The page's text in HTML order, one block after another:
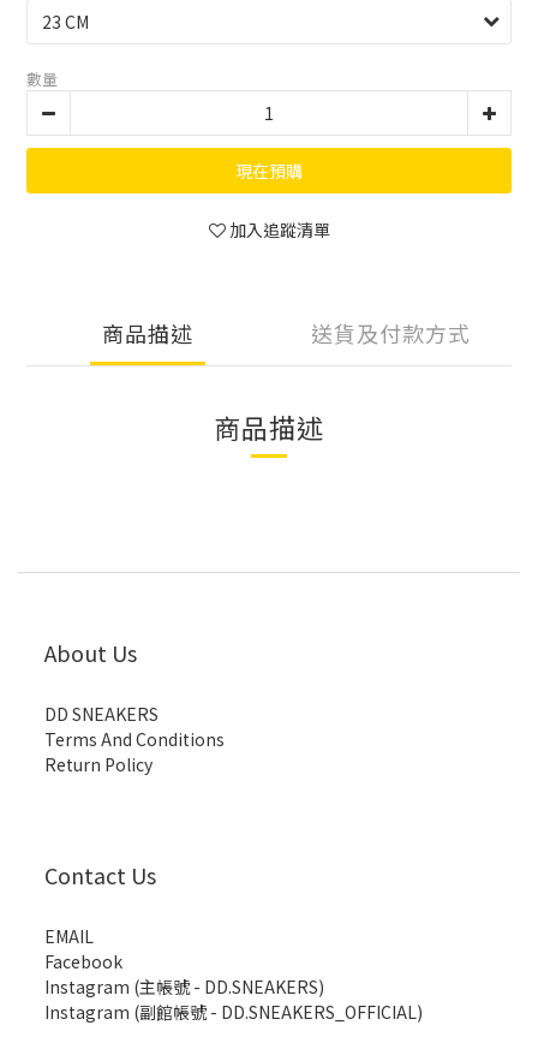
數量
現在預購
加入追蹤清單
商品描述 送貨及付款方式
商品描述
About Us
DD SNEAKERS
Terms And Conditions
Return Policy
Contact Us
EMAIL
Facebook
Instagram (主帳號 - DD.SNEAKERS)
Instagram (副館帳號 - DD.SNEAKERS_OFFICIAL)